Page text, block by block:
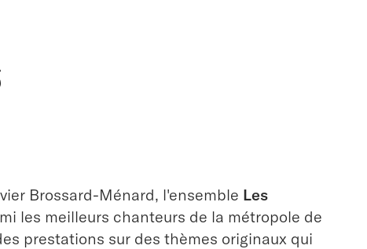
Brossard-Ménard, l'ensemble Les
les meilleurs chanteurs de la métropole de
prestations sur des thèmes originaux qui